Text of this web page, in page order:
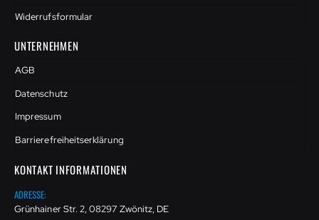
Widerrufsformular
UNTERNEHMEN
AGB
Datenschutz
Impressum
Barrierefreiheitserklärung
KONTAKT INFORMATIONEN
ADRESSE:
Grünhainer Str. 2, 08297 Zwönitz, DE